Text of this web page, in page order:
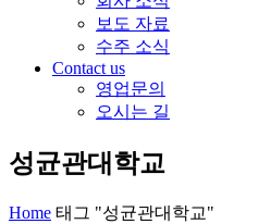
보도 자료
수주 소식
Contact us
영업문의
오시는 길
성균관대학교
Home 태그 "성균관대학교"